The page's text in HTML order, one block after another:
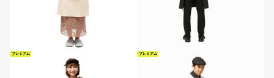
プレミアム プレミアム